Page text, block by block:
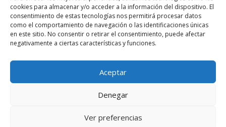
cookies para almacenar y/o acceder a la información del dispositivo. El
consentimiento de estas tecnologías nos permitirá procesar datos
como el comportamiento de navegación o las identificaciones únicas
en este sitio. No consentir o retirar el consentimiento, puede afectar
negativamente a ciertas características y funciones.
Aceptar
Denegar
Ver preferencias
Experiencias exitosas de profesores preparando a
alumnos para el examen Aptis
Comentarios recientes